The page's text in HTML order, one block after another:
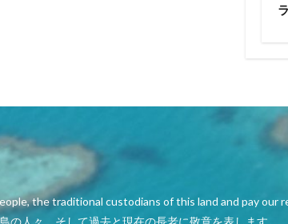
the traditional custodians of this land and pay our
人々、そして過去と現在の長老に敬意を表します。